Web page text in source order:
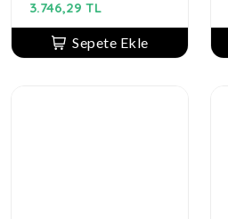
3.746,29 TL
Sepete Ekle